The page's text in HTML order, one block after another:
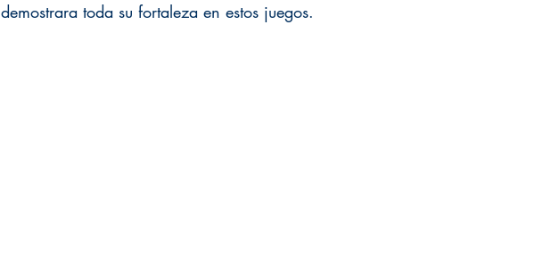
demostrara toda su fortaleza en estos juegos.